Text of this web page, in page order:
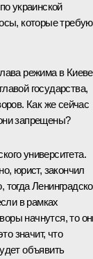
украинской
которые
режима в
государства,
Как же сейчас
запрещены?
университета.
юрист, закончил
в рамках
начнутся, то
значит, что
объявить